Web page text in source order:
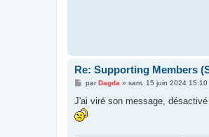
Re: Supporting Members
M
s
s
a
parDagda » sam. 15 juin 2024 15:10
J'ai viré son message,